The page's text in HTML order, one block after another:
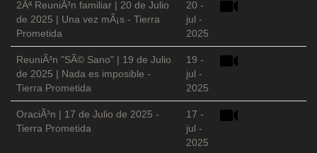
2Âª ReuniÃ³n familiar | 20 de Julio
de 2025 | Una vez mÃ¡s - Tierra
Prometida
20 -
jul -
2025
ReuniÃ³n "SÃ© Sano" | 19 de Julio
de 2025 | Nada es imposible -
Tierra Prometida
19 -
jul -
2025
OraciÃ³n | 17 de Julio de 2025 -
Tierra Prometida
17 -
jul -
2025